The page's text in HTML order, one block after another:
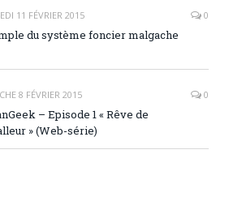
11 FÉVRIER 2015 0
du système foncier malgache
8 FÉVRIER 2015 0
– Episode 1 « Rêve de
» (Web-série)